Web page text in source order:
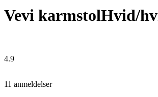
Vevi karmstolHvid/
4.9
11 anmeldelser